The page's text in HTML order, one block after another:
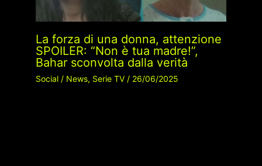
La forza di una donna, attenzione
SPOILER: “Non è tua madre!”,
Bahar sconvolta dalla verità
Social/ News, Serie TV/ 26/06/2025